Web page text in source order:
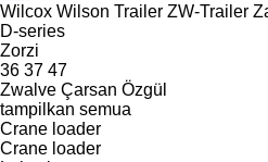
Wilcox Wilson Trailer ZW-Trailer
D-series
Zorzi
36 37 47
Zwalve Çarsan Özgül
tampilkan semua
Crane loader
Crane loader